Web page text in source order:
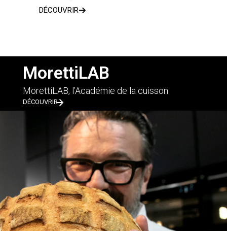
DÉCOUVRIR
MorettiLAB
MorettiLAB, l’Académie de la cuisson
DÉCOUVRIR